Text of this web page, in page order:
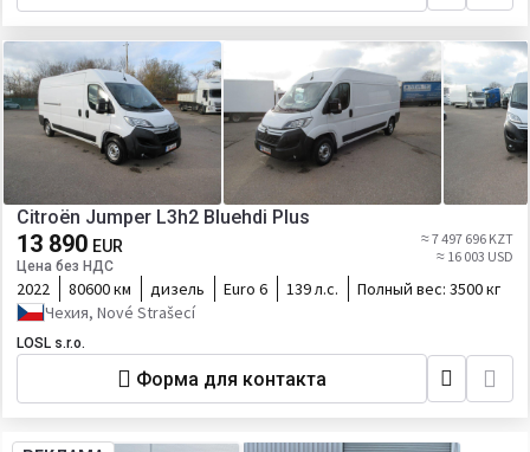
Citroën Jumper L3h2 Bluehdi Plus
13 890 EUR
Цена без НДС
≈ 7 497 696 KZT
≈ 16 003 USD
2022 80600 км дизель Euro 6 139 л.с. Полный вес: 3500 кг
Чехия, Nové Strašecí
LOSL s.r.o.
Форма для контакта